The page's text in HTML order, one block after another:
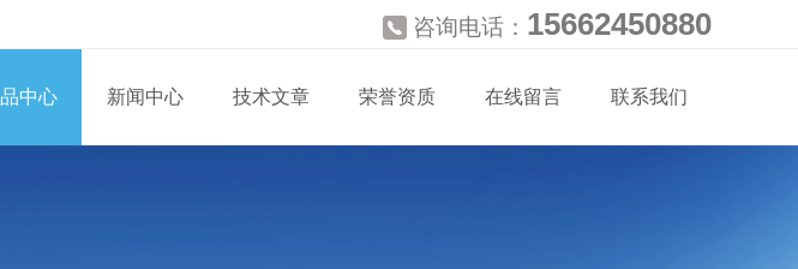
咨询电话： 15662450880
中心 新闻中心 技术文章 荣誉资质 在线留言 联系我们